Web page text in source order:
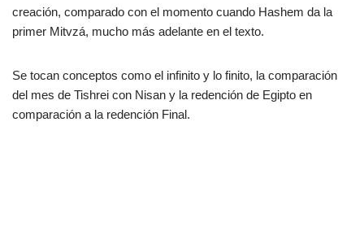
creación, comparado con el momento cuando Hashem da la
primer Mitvzá, mucho más adelante en el texto.
Se tocan conceptos como el infinito y lo finito, la comparación
del mes de Tishrei con Nisan y la redención de Egipto en
comparación a la redención Final.